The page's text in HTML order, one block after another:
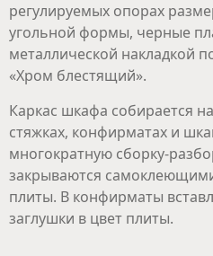
регулируемых опорах
угольной формы, черные
металлической накладкой
«Хром блестящий».
Каркас шкафа собирается
стяжках, конфирматах и
многократную сборку-
закрываются
плиты. В конфирматы
заглушки в цвет плиты.